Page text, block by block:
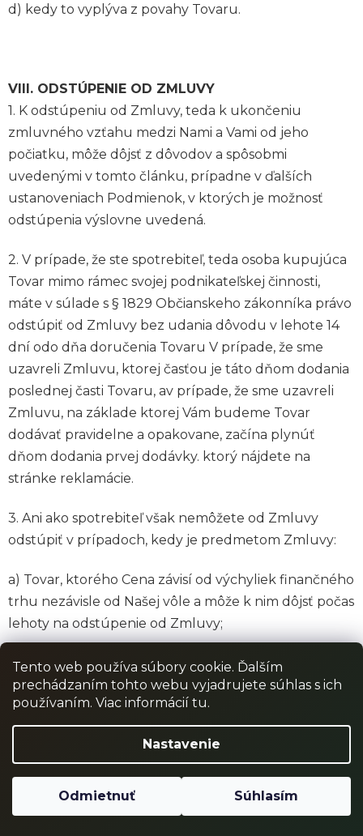
Tento web používa súbory cookie. Ďalším
prechádzaním tohto webu vyjadrujete súhlas s ich
používaním. Viac informácií tu.
Nastavenie
Odmietnuť Súhlasím
d) kedy to vyplýva z povahy Tovaru.
VIII. ODSTÚPENIE OD ZMLUVY
1. K odstúpeniu od Zmluvy, teda k ukončeniu
zmluvného vzťahu medzi Nami a Vami od jeho
počiatku, môže dôjsť z dôvodov a spôsobmi
uvedenými v tomto článku, prípadne v ďalších
ustanoveniach Podmienok, v ktorých je možnosť
odstúpenia výslovne uvedená.
2. V prípade, že ste spotrebiteľ, teda osoba kupujúca
Tovar mimo rámec svojej podnikateľskej činnosti,
máte v súlade s § 1829 Občianskeho zákonníka právo
odstúpiť od Zmluvy bez udania dôvodu v lehote 14
dní odo dňa doručenia Tovaru V prípade, že sme
uzavreli Zmluvu, ktorej časťou je táto dňom dodania
poslednej časti Tovaru, av prípade, že sme uzavreli
Zmluvu, na základe ktorej Vám budeme Tovar
dodávať pravidelne a opakovane, začína plynúť
dňom dodania prvej dodávky. ktorý nájdete na
stránke reklamácie.
3. Ani ako spotrebiteľ však nemôžete od Zmluvy
odstúpiť v prípadoch, kedy je predmetom Zmluvy:
a) Tovar, ktorého Cena závisí od výchyliek finančného
trhu nezávisle od Našej vôle a môže k nim dôjsť počas
lehoty na odstúpenie od Zmluvy;
b) dodanie alkoholických nápojov, ktoré môžu byť
dodané až po uplynutí tridsiatich dní a ich Cena závisí
od výchyliek finančného trhu nezávislých na Našej
vôli;
c) Tovar, ktorý bol upravený podľa Vášho priania
alebo pre Vašu osobu;